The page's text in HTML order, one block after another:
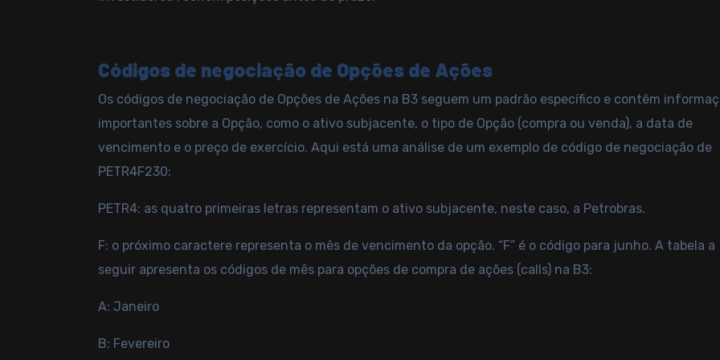
Códigos de negociação de Opções de Ações
Os códigos de negociação de Opções de Ações na B3 seguem um padrão específico e contêm
importantes sobre a Opção, como o ativo subjacente, o tipo de Opção (compra ou venda), a data de
vencimento e o preço de exercício. Aqui está uma análise de um exemplo de código de negociação de
PETR4F230:
PETR4: as quatro primeiras letras representam o ativo subjacente, neste caso, a Petrobras.
F: o próximo caractere representa o mês de vencimento da opção. “F” é o código para junho. A tabela a
seguir apresenta os códigos de mês para opções de compra de ações (calls) na B3:
A: Janeiro
B: Fevereiro